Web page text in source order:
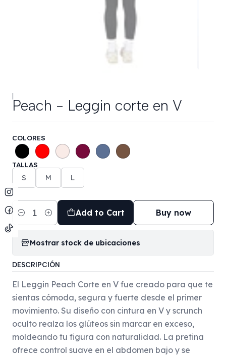
|
Peach - Leggin corte en V
COLORES
TALLAS
S M L
Quantity
Add to Cart Buy now
Mostrar stock de ubicaciones
DESCRIPCIÓN
El Leggin Peach Corte en V fue creado para que te
sientas cómoda, segura y fuerte desde el primer
movimiento. Su diseño con cintura en V y scrunch
oculto realza los glúteos sin marcar en exceso,
moldeando tu figura con naturalidad. La pretina
ofrece control suave en el abdomen bajo y se